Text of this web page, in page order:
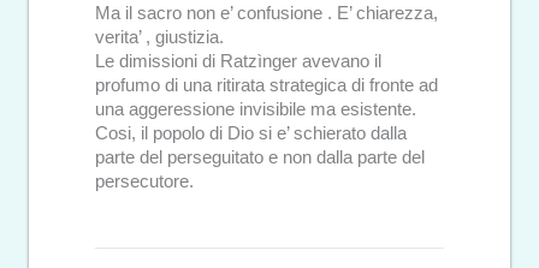
Ma il sacro non e’ confusione . E’ chiarezza,
verita’ , giustizia.
Le dimissioni di Ratzìnger avevano il
profumo di una ritirata strategica di fronte ad
una aggeressione invisibile ma esistente.
Cosi, il popolo di Dio si e’ schierato dalla
parte del perseguitato e non dalla parte del
persecutore.